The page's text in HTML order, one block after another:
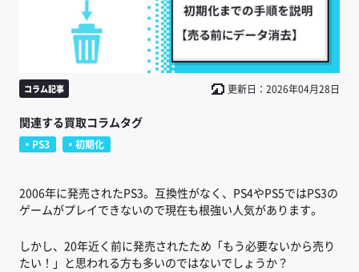
コラム記事 更新日：2026年04月28日
関連する買取コラムタグ
PS3 初期化
2006年に発売されたPS3。互換性がなく、PS4やPS5ではPS3の
ゲームがプレイできないので現在も根強い人気があります。
しかし、20年近く前に発売されたため「もう必要ないから売り
たい！」と思われる方も多いのではないでしょうか？